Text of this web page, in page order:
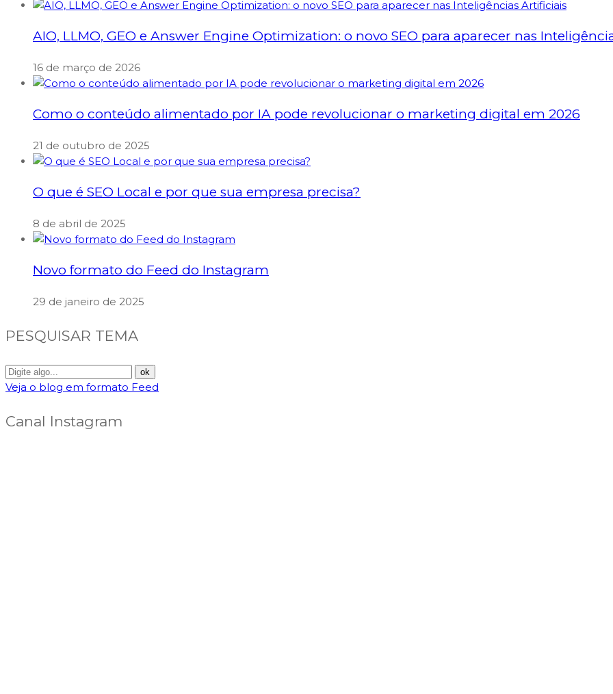
AIO, LLMO, GEO e Answer Engine Optimization: o novo SEO para aparecer nas
16 de março de 2026
Como o conteúdo alimentado por IA pode revolucionar o marketing digital em 2026
21 de outubro de 2025
O que é SEO Local e por que sua empresa precisa?
8 de abril de 2025
Novo formato do Feed do Instagram
29 de janeiro de 2025
PESQUISAR TEMA
Veja o blog em formato Feed
Canal Instagram